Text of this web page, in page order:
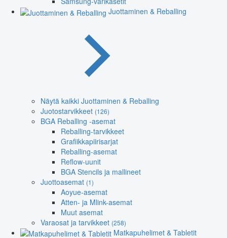
Juottaminen & Reballing
Näytä kaikki Juottaminen & Reballing
Juotostarvikkeet (126)
BGA Reballing -asemat
Reballing-tarvikkeet
Grafiikkapiirisarjat
Reballing-asemat
Reflow-uunit
BGA Stencils ja mallineet
Juottoasemat (1)
Aoyue-asemat
Atten- ja Mlink-asemat
Muut asemat
Varaosat ja tarvikkeet (258)
Matkapuhelimet & Tabletit